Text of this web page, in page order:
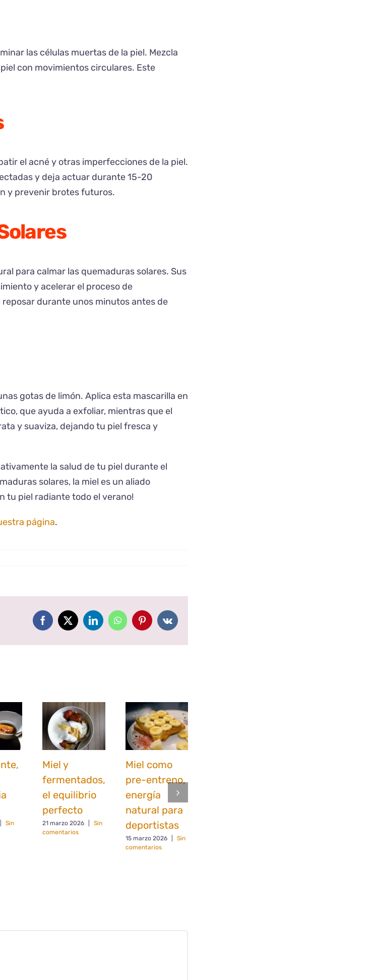
las células muertas de la piel. Mezcla
con movimientos circulares. Este
el acné y otras imperfecciones de la piel.
y deja actuar durante 15-20
y prevenir brotes futuros.
para calmar las quemaduras solares. Sus
y acelerar el proceso de
durante unos minutos antes de
gotas de limón. Aplica esta mascarilla en
que ayuda a exfoliar, mientras que el
y suaviza, dejando tu piel fresca y
la salud de tu piel durante el
solares, la miel es un aliado
tu piel radiante todo el verano!
página.
Facebook
X LinkedInWhatsAppPinterestVk
Sin
Miel y
fermentados,
el equilibrio
perfecto
21 marzo 2026
Sin
comentarios
Miel como
pre-entreno,
energía
natural para
deportistas
15 marzo 2026
Sin
comentarios